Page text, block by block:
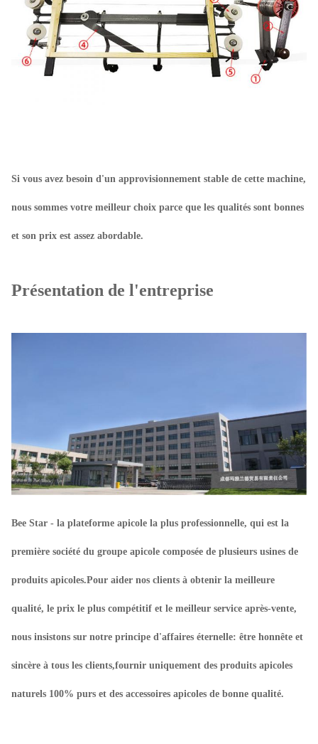
Si vous avez besoin d'un approvisionnement stable de cette machine,
nous sommes votre meilleur choix parce que les qualités sont bonnes
et son prix est assez abordable.
Présentation de l'entreprise
Bee Star - la plateforme apicole la plus professionnelle, qui est la
première société du groupe apicole composée de plusieurs usines de
produits apicoles.Pour aider nos clients à obtenir la meilleure
qualité, le prix le plus compétitif et le meilleur service après-vente,
nous insistons sur notre principe d'affaires éternelle: être honnête et
sincère à tous les clients,fournir uniquement des produits apicoles
naturels 100% purs et des accessoires apicoles de bonne qualité.